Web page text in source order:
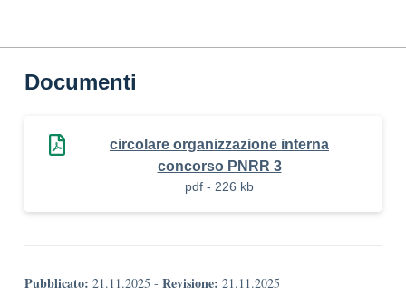
Documenti
circolare organizzazione interna
concorso PNRR 3
pdf - 226 kb
Pubblicato: 21.11.2025 - Revisione: 21.11.2025